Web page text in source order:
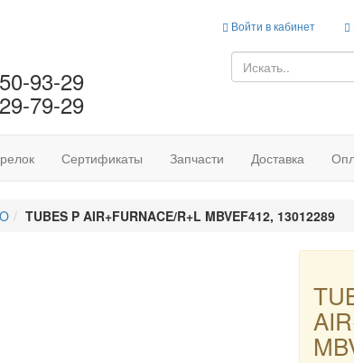
Войти в кабинет
93-29
79-29
Сертификаты Запчасти Доставка
TUBES P AIR+FURNACE/R+L MBVEF412, 13012289